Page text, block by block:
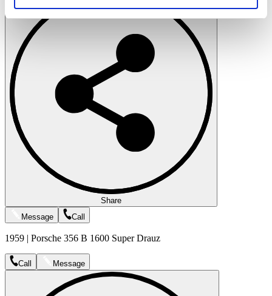
soziale Medien, Werbung und Analysen weiter. Unsere
Partner führen diese Informationen möglicherweise mit
weiteren Daten zusammen, die Sie ihnen bereitgestellt
haben oder die sie im Rahmen Ihrer Nutzung der Dienste
gesammelt haben.
Datenschutzerklärung
Share
Message
Call
1959 | Porsche 356 B 1600 Super Drauz
Call Message